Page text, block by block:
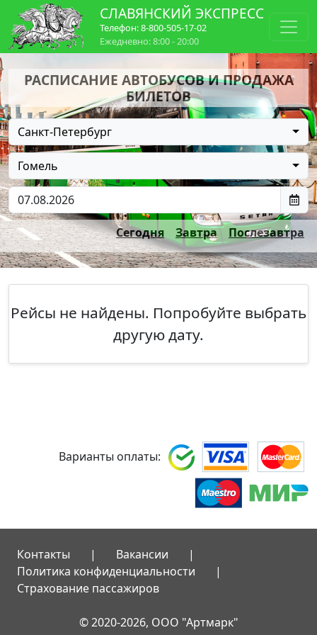
СЛАВЯНСКИЙ ЭКСПРЕСС
Телефон: 8-800-505-17-02
Ежедневно: 8:00 - 20:00
РАСПИСАНИЕ АВТОБУСОВ И ПРОДАЖА
БИЛЕТОВ
Санкт-Петербург
Гомель
Сегодня Завтра Послезавтра
Рейсы не найдены. Попробуйте выбрать
другую дату.
Варианты оплаты:
Контакты | Вакансии
|
Политика конфиденциальности
|
Страхование пассажиров
© 2020-2026, ООО "Артмарк"